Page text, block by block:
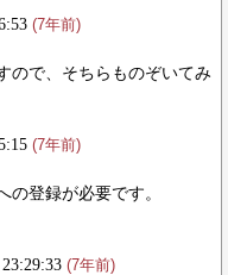
(7年前)
ので、そちらものぞいてみ
(7年前)
の登録が必要です。
23:29:33 (7年前)